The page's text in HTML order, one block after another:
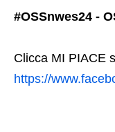
#OSSnwes24 -
Clicca MI PIACE
https://